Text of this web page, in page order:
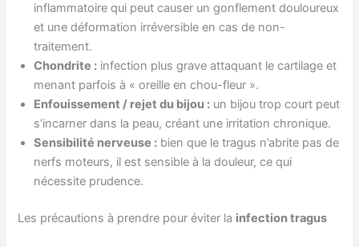
inflammatoire qui peut causer un gonflement douloureux
et une déformation irréversible en cas de non-
traitement.
Chondrite : infection plus grave attaquant le cartilage et
menant parfois à « oreille en chou-fleur ».
Enfouissement / rejet du bijou : un bijou trop court peut
s’incarner dans la peau, créant une irritation chronique.
Sensibilité nerveuse : bien que le tragus n’abrite pas de
nerfs moteurs, il est sensible à la douleur, ce qui
nécessite prudence.
Les précautions à prendre pour éviter la infection tragus